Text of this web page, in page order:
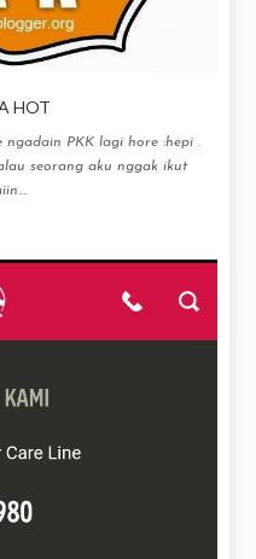
HOT
ngadain PKK lagi hore :hepi .
seorang aku nggak ikut